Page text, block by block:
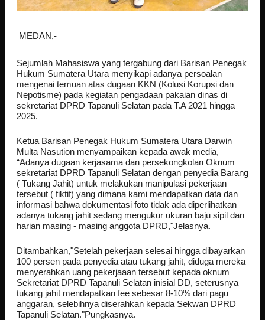
MEDAN,-
Sejumlah Mahasiswa yang tergabung dari Barisan Penegak
Hukum Sumatera Utara menyikapi adanya persoalan
mengenai temuan atas dugaan KKN (Kolusi Korupsi dan
Nepotisme) pada kegiatan pengadaan pakaian dinas di
sekretariat DPRD Tapanuli Selatan pada T.A 2021 hingga
2025.
Ketua Barisan Penegak Hukum Sumatera Utara Darwin
Multa Nasution menyampaikan kepada awak media,
“Adanya dugaan kerjasama dan persekongkolan Oknum
sekretariat DPRD Tapanuli Selatan dengan penyedia Barang
( Tukang Jahit) untuk melakukan manipulasi pekerjaan
tersebut ( fiktif) yang dimana kami mendapatkan data dan
informasi bahwa dokumentasi foto tidak ada diperlihatkan
adanya tukang jahit sedang mengukur ukuran baju sipil dan
harian masing - masing anggota DPRD,"Jelasnya.
Ditambahkan,"Setelah pekerjaan selesai hingga dibayarkan
100 persen pada penyedia atau tukang jahit, diduga mereka
menyerahkan uang pekerjaaan tersebut kepada oknum
Sekretariat DPRD Tapanuli Selatan inisial DD, seterusnya
tukang jahit mendapatkan fee sebesar 8-10% dari pagu
anggaran, selebihnya diserahkan kepada Sekwan DPRD
Tapanuli Selatan."Pungkasnya.